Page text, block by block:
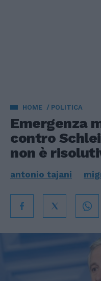
HOME POLITICA
Emergenza
contro
non è
antonio tajani